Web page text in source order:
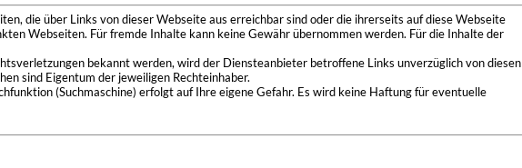
die über Links von dieser Webseite aus erreichbar sind oder die ihrerseits auf diese Webseite
Webseiten. Für fremde Inhalte kann keine Gewähr übernommen werden. Für die Inhalte der
bekannt werden, wird der Diensteanbieter betroffene Links unverzüglich von diesen
sind Eigentum der jeweiligen Rechteinhaber.
(Suchmaschine) erfolgt auf Ihre eigene Gefahr. Es wird keine Haftung für eventuelle